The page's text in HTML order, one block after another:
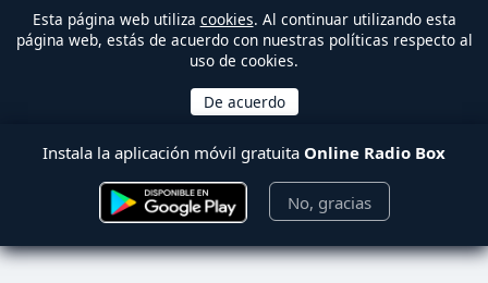
Esta página web utiliza cookies. Al continuar utilizando esta
página web, estás de acuerdo con nuestras políticas respecto al
uso de cookies.
Instala la aplicación móvil gratuita Online Radio Box
No, gracias